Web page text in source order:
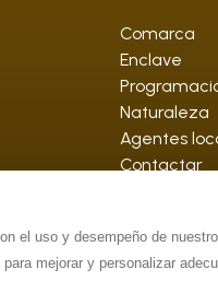
el uso y desempeño de
mejorar y personalizar
Comarca
Enclave
Naturaleza
Agentes
Contactar